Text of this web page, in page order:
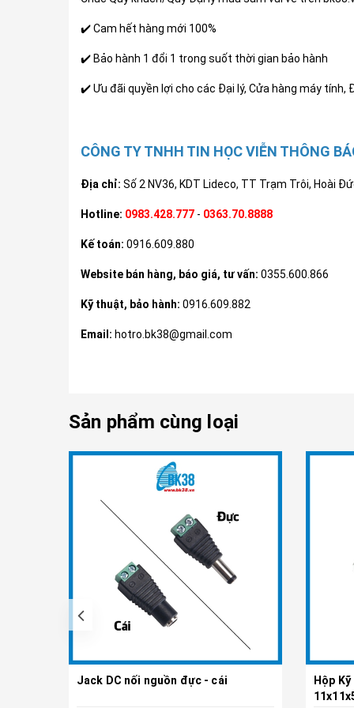
✔️ Cam hết hàng mới 100%
✔️ Bảo hành 1 đổi 1 trong suốt thời gian bảo hành
✔️ Ưu đãi quyền lợi cho các Đại lý, Cửa hàng máy tính,
CÔNG TY TNHH TIN HỌC VIỄN THÔNG
Địa chỉ: Số 2 NV36, KDT Lideco, TT Trạm Trôi, Hoài
Hotline: 0983.428.777 - 0363.70.8888
Kế toán: 0916.609.880
Website bán hàng, báo giá, tư vấn: 0355.600.866
Kỹ thuật, bảo hành: 0916.609.882
Email: hotro.bk38@gmail.com
Sản phẩm cùng loại
Tùy chọn
Jack DC nối nguồn đực - cái
Hộp